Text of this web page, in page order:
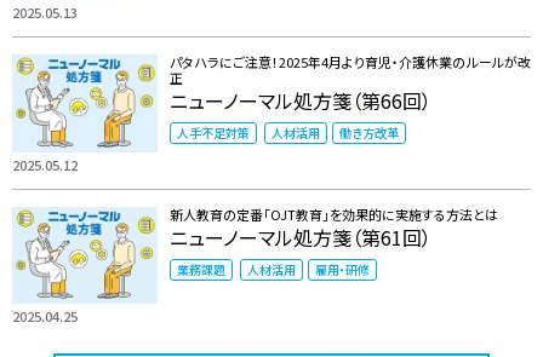
2025.05.13
2025.05.12
パタハラにご注意！2025年4月より育児・介護休業のルールが改
正
ニューノーマル処方箋（第66回）
人手不足対策 人材活用 働き方改革
2025.04.25
新人教育の定番「OJT教育」を効果的に実施する方法とは
ニューノーマル処方箋（第61回）
業務課題 人材活用 雇用・研修